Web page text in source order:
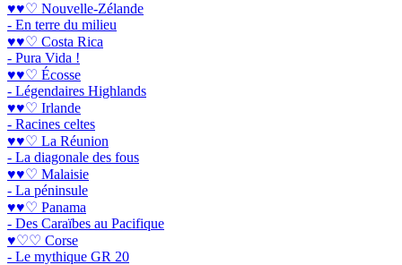
♥♥♡ Nouvelle-Zélande
- En terre du milieu
♥♥♡ Costa Rica
- Pura Vida !
♥♥♡ Écosse
- Légendaires Highlands
♥♥♡ Irlande
- Racines celtes
♥♥♡ La Réunion
- La diagonale des fous
♥♥♡ Malaisie
- La péninsule
♥♥♡ Panama
- Des Caraïbes au Pacifique
♥♡♡ Corse
- Le mythique GR 20